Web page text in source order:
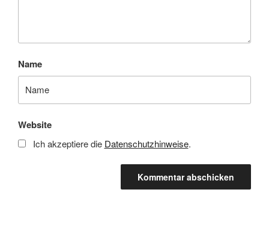
Name
Website
Ich akzeptiere die Datenschutzhinweise.